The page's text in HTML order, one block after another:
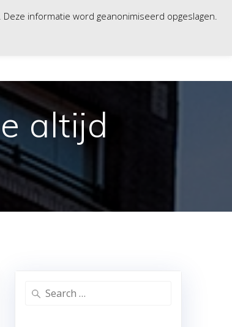
altijd
Search
informatie word geanonimiseerd opgeslagen.